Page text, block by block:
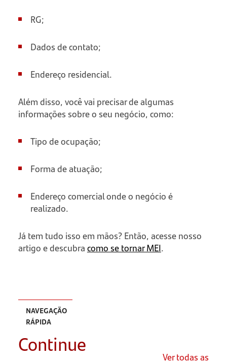
RG;
Dados de contato;
Endereço residencial.
Além disso, você vai precisar de algumas
informações sobre o seu negócio, como:
Tipo de ocupação;
Forma de atuação;
Endereço comercial onde o negócio é
realizado.
Já tem tudo isso em mãos? Então, acesse nosso
artigo e descubracomo se tornar MEI.
NAVEGAÇÃO
RÁPIDA
O que é
formalização?
Continue
Ver todas as